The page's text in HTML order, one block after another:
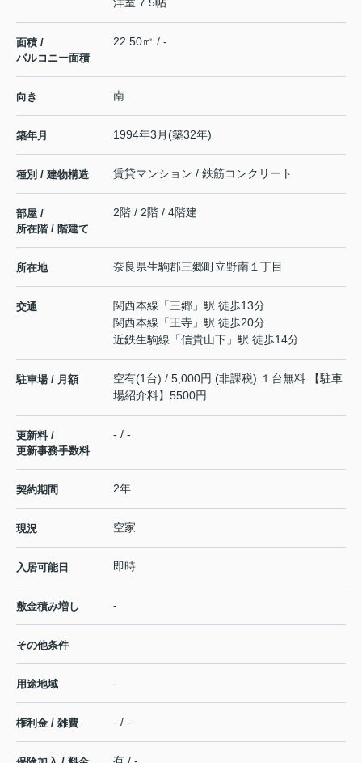
面積 /
バルコニー面積
22.50㎡ / -
向き 南
築年月 1994年3月(築32年)
種別 / 建物構造 賃貸マンション / 鉄筋コンクリート
部屋 /
所在階 / 階建て
2階 / 2階 / 4階建
所在地 奈良県生駒郡三郷町立野南 １丁目
交通 関西本線 「三郷 」駅 徒歩13分
関西本線 「王寺 」駅 徒歩20分
近鉄生駒線 「信貴山下 」駅 徒歩14分
駐車場 / 月額
空有(1台) / 5,000円 (非課税) １台無料 【駐車
場紹介料】5500円
更新料 /
更新事務手数料
- / -
契約期間 2年
現況 空家
入居可能日 即時
敷金積み増し -
その他条件
用途地域 -
権利金 / 雑費 - / -